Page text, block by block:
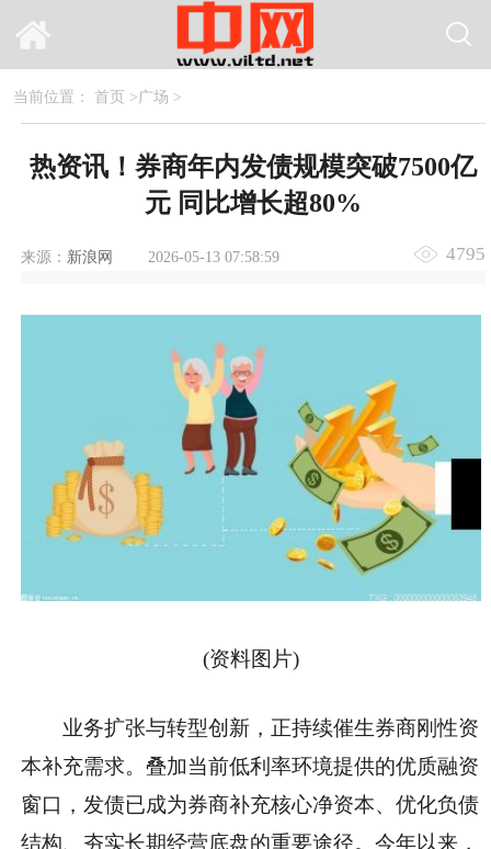
当前位置： 首页 >广场 >
热资讯！券商年内发债规模突破7500亿
元 同比增长超80%
来源： 新浪网 2026-05-13 07:58:59 4795
(资料图片)
业务扩张与转型创新，正持续催生券商刚性资
本补充需求。叠加当前低利率环境提供的优质融资
窗口，发债已成为券商补充核心净资本、优化负债
结构、夯实长期经营底盘的重要途径。今年以来，